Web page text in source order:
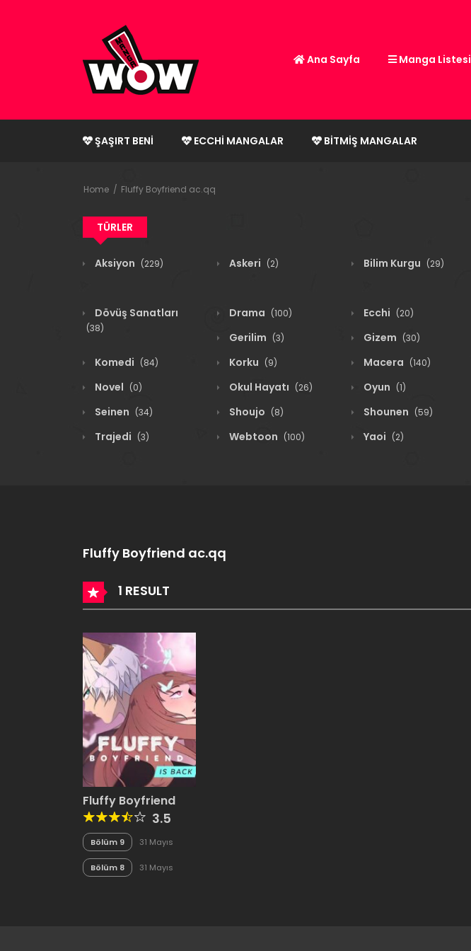
Ana Sayfa Manga Listesi
ŞAŞIRT BENI ECCHI MANGALAR BITMIŞ MANGALAR
Home Fluffy Boyfriend ac.qq
TÜRLER
Aksiyon (229) Askeri (2) Bilim Kurgu (29)
Dövüş Sanatları
(38)
Drama (100) Ecchi (20)
Gerilim (3) Gizem (30)
Komedi (84) Korku (9) Macera (140)
Novel (0) Okul Hayatı (26) Oyun (1)
Seinen (34) Shoujo (8) Shounen (59)
Trajedi (3) Webtoon (100) Yaoi (2)
Fluffy Boyfriend ac.qq
1 RESULT
Fluffy Boyfriend
3.5
Bölüm 9
31 Mayıs
Bölüm 8
31 Mayıs